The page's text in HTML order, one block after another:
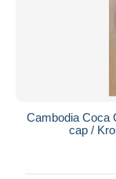
Cambodia Coca
cap /